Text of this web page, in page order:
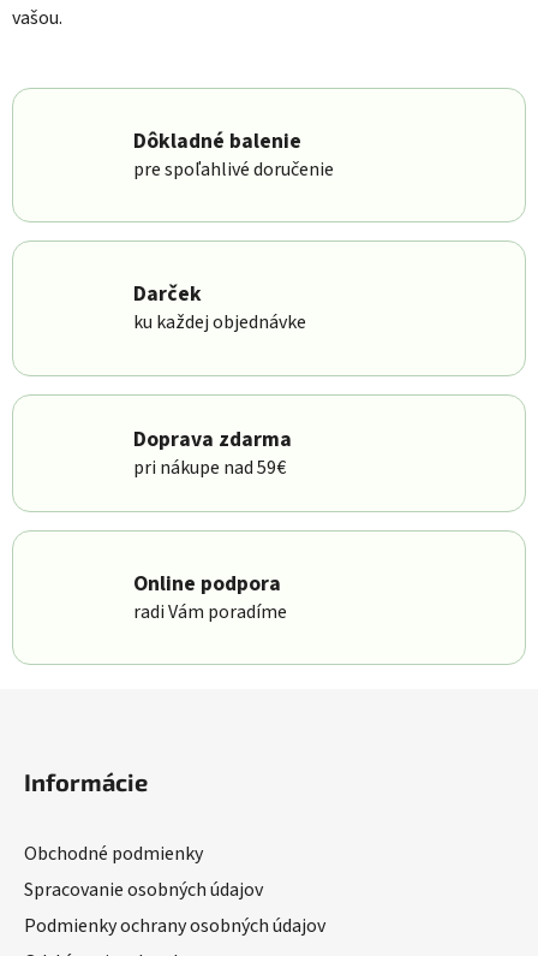
vašou.
Dôkladné balenie
pre spoľahlivé doručenie
Darček
ku každej objednávke
Doprava zdarma
pri nákupe nad 59€
Online podpora
radi Vám poradíme
Informácie
Obchodné podmienky
Spracovanie osobných údajov
Podmienky ochrany osobných údajov